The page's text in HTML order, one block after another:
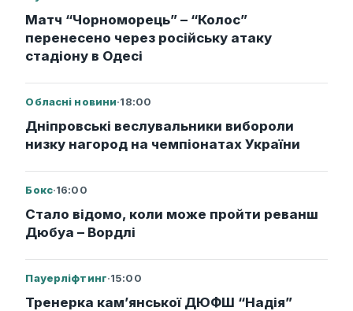
Матч “Чорноморець” – “Колос”
перенесено через російську атаку
стадіону в Одесі
Обласні новини·18:00
Дніпровські веслувальники вибороли
низку нагород на чемпіонатах України
Бокс·16:00
Стало відомо, коли може пройти реванш
Дюбуа – Вордлі
Пауерліфтинг·15:00
Тренерка кам’янської ДЮФШ “Надія”